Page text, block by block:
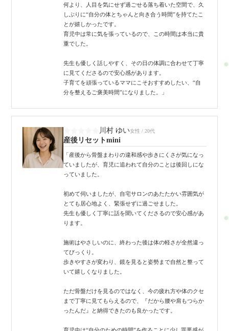
何より、人目を気にせず過ごせる落ち着いた空間で、久
しぶりに“自分の体とちゃんと向き合う時間”を持てたこ
とが嬉しかったです。
育児中は常に気を張っているので、この時間は本当に貴
重でした。
先生も優しく話しやすく、その日の体調に合わせて丁寧
に見てくださるので安心感があります。
子育てを頑張っているママにこそおすすめしたい、“自
分を整えるご褒美時間”になりました。」
川村 ゆい女性 / 20代
産後リセットmini
「産後から骨盤まわりの違和感や歩きにくさが気になっ
ていましたが、育児に追われて自分のことは後回しにな
っていました。
初めて伺いましたが、自宅サロンのあたたかい雰囲気が
とても居心地よく、緊張せずに過ごせました。
先生も優しく丁寧に話を聞いてくださるので安心感があ
ります。
施術はやさしいのに、終わった後は体の軽さが全然違っ
てびっくり。
歩きやすさが変わり、鏡を見ると姿勢まで自然と整って
いて嬉しくなりました。
ただ骨盤だけを見るのではなく、今の疲れ方や体のクセ
まで丁寧に見てもらえるので、『だから腰や肩もつらか
ったんだ』と納得できたのも良かったです。